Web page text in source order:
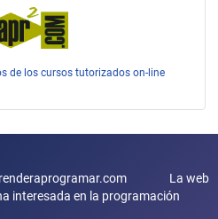
de los cursos tutorizados on-line
La web
interesada en la programación